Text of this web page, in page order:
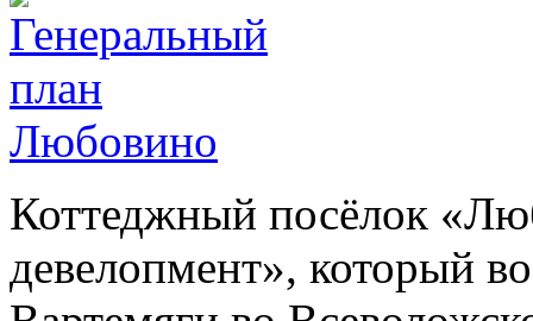
Коттеджный посёлок
девелопмент», который